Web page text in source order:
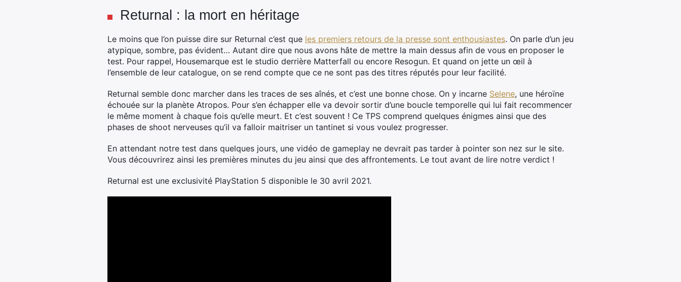
Returnal : la mort en héritage
Le moins que l’on puisse dire sur Returnal c’est que les premiers retours de la presse sont enthousiastes. On parle d’un jeu
atypique, sombre, pas évident… Autant dire que nous avons hâte de mettre la main dessus afin de vous en proposer le
test. Pour rappel, Housemarque est le studio derrière Matterfall ou encore Resogun. Et quand on jette un œil à
l’ensemble de leur catalogue, on se rend compte que ce ne sont pas des titres réputés pour leur facilité.
Returnal semble donc marcher dans les traces de ses aînés, et c’est une bonne chose. On y incarne Selene, une héroïne
échouée sur la planète Atropos. Pour s’en échapper elle va devoir sortir d’une boucle temporelle qui lui fait recommencer
le même moment à chaque fois qu’elle meurt. Et c’est souvent ! Ce TPS comprend quelques énigmes ainsi que des
phases de shoot nerveuses qu’il va falloir maitriser un tantinet si vous voulez progresser.
En attendant notre test dans quelques jours, une vidéo de gameplay ne devrait pas tarder à pointer son nez sur le site.
Vous découvrirez ainsi les premières minutes du jeu ainsi que des affrontements. Le tout avant de lire notre verdict !
Returnal est une exclusivité PlayStation 5 disponible le 30 avril 2021.